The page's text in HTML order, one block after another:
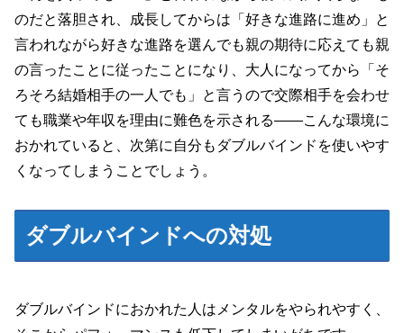
のだと落胆され、成長してからは「好きな進路に進め」と
言われながら好きな進路を選んでも親の期待に応えても親
の言ったことに従ったことになり、大人になってから「そ
ろそろ結婚相手の一人でも」と言うので交際相手を会わせ
ても職業や年収を理由に難色を示される――こんな環境に
おかれていると、次第に自分もダブルバインドを使いやす
くなってしまうことでしょう。
ダブルバインドへの対処
ダブルバインドにおかれた人はメンタルをやられやすく、